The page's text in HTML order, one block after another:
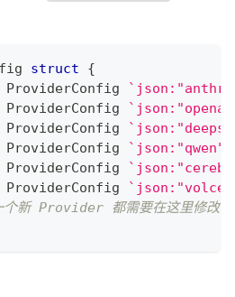
struct
{
ProviderConfig
ProviderConfig
ProviderConfig
ProviderConfig
`json:"qwen"`
ProviderConfig
ProviderConfig
新 Provider 都需要在这里修改